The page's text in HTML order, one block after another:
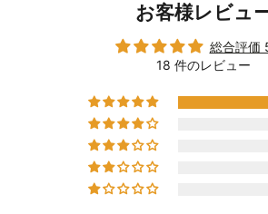
お客様レビュ
総合評価
18 件のレビュー